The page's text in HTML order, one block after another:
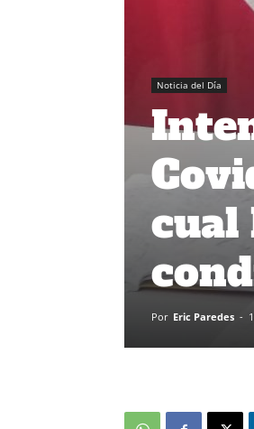
Noticia del Día
cual
Por Eric Paredes -